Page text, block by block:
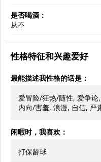
是否喝酒：
从不
性格特征和兴趣爱好
最能描述我性格的话是：
爱冒险/狂热/随性, 爱争
内向/害羞, 浪漫, 自信, 严
闲暇时，我喜欢：
打保龄球